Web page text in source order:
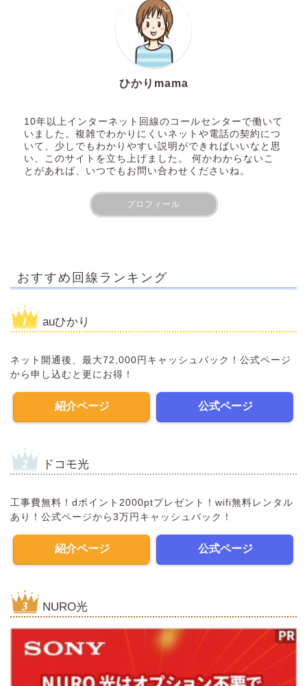
ひかりmama
10年以上インターネット回線のコールセンターで働いて
いました。複雑でわかりにくいネットや電話の契約につ
いて、少しでもわかりやすい説明ができればいいなと思
い、このサイトを立ち上げました。 何かわからないこ
とがあれば、いつでもお問い合わせくださいね。
プロフィール
おすすめ回線ランキング
auひかり
ネット開通後、最大72,000円キャッシュバック！公式ページ
から申し込むと更にお得！
紹介ページ 公式ページ
ドコモ光
工事費無料！dポイント2000ptプレゼント！wifi無料レンタル
あり！公式ページから3万円キャッシュバック！
紹介ページ 公式ページ
NURO光